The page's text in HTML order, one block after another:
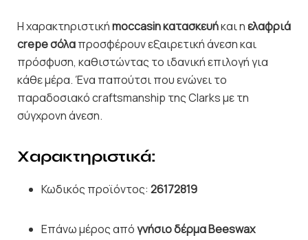
Η χαρακτηριστικήmoccasin κατασκευήκαι ηελαφριά
crepe σόλαπροσφέρουν εξαιρετική άνεση και
πρόσφυση, καθιστώντας το ιδανική επιλογή για
κάθε μέρα. Ένα παπούτσι που ενώνει το
παραδοσιακό craftsmanship της Clarks με τη
σύγχρονη άνεση.
Χαρακτηριστικά:
Κωδικός προϊόντος: 26172819
Επάνω μέρος απόγνήσιο δέρμα Beeswax